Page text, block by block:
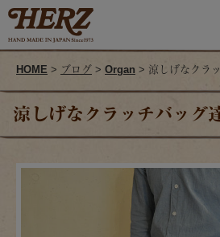
HOME > ブログ > Organ > 涼しげなクラ
涼しげなクラッチバッグ